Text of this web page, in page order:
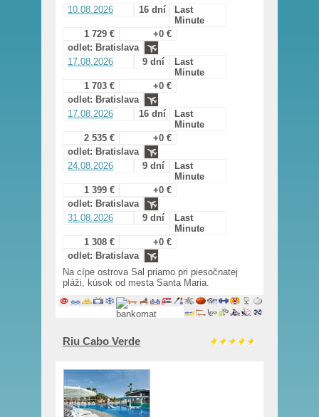
10.08.2026
16 dní
Last
Minute
1 729 €
+0 €
odlet: Bratislava
17.08.2026
9 dní
Last
Minute
1 703 €
+0 €
odlet: Bratislava
17.08.2026
16 dní
Last
Minute
2 535 €
+0 €
odlet: Bratislava
24.08.2026
9 dní
Last
Minute
1 399 €
+0 €
odlet: Bratislava
31.08.2026
9 dní
Last
Minute
1 308 €
+0 €
odlet: Bratislava
Na cípe ostrova Sal priamo pri piesočnatej
pláži, kúsok od mesta Santa Maria.
Riu Cabo Verde